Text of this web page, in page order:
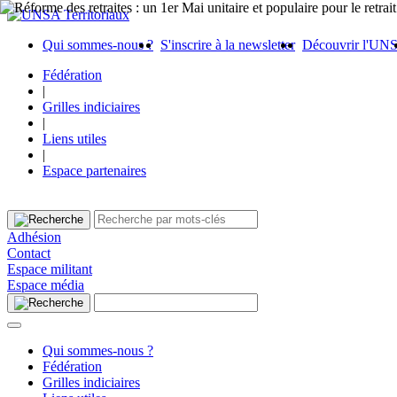
Qui sommes-nous ? S'inscrire à la newsletter Découvrir
Fédération
|
Grilles indiciaires
|
Liens utiles
|
Espace partenaires
Adhésion
Contact
Espace militant
Espace média
Qui sommes-nous ?
Fédération
Grilles indiciaires